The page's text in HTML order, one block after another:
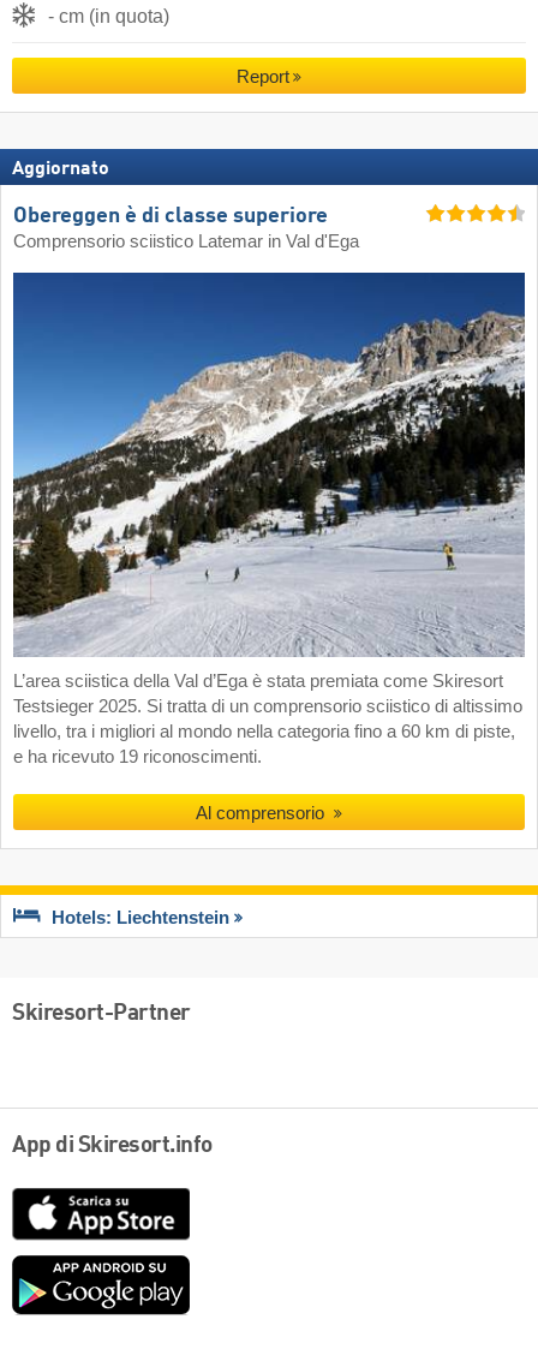
- cm (in quota)
Report
Aggiornato
Obereggen è di classe superiore
Comprensorio sciistico Latemar in Val d'Ega
L’area sciistica della Val d’Ega è stata premiata come Skiresort
Testsieger 2025. Si tratta di un comprensorio sciistico di altissimo
livello, tra i migliori al mondo nella categoria fino a 60 km di piste,
e ha ricevuto 19 riconoscimenti.
Al comprensorio
Hotels: Liechtenstein
Skiresort-Partner
App di Skiresort.info
Google